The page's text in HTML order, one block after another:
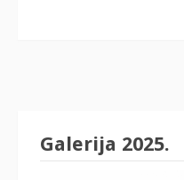
Galerija 2025.